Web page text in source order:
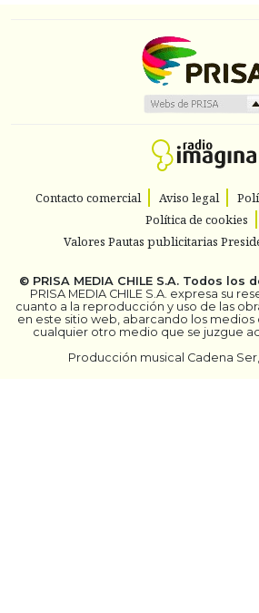
Contacto comercial Aviso legal
Política de cookies
Valores Pautas publicitarias
© PRISA MEDIA CHILE S.A. Todos los
PRISA MEDIA CHILE S.A. expresa su
cuanto a la reproducción y uso de las
en este sitio web, abarcando los
cualquier otro medio que se juzgue
Producción musical Cadena Ser,